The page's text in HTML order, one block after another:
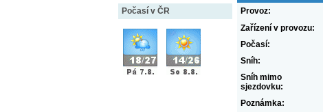
Počasí v ČR Provoz:
Zařízení v provozu:
Počasí:
Sníh:
Sníh mimo
sjezdovku:
Poznámka: